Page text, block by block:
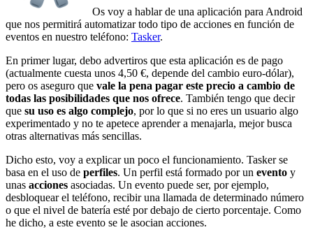
Os voy a hablar de una aplicación para Android
que nos permitirá automatizar todo tipo de acciones en función de
eventos en nuestro teléfono: Tasker.
En primer lugar, debo advertiros que esta aplicación es de pago
(actualmente cuesta unos 4,50 €, depende del cambio euro-dólar),
pero os aseguro que vale la pena pagar este precio a cambio de
todas las posibilidades que nos ofrece. También tengo que decir
que su uso es algo complejo, por lo que si no eres un usuario algo
experimentado y no te apetece aprender a menajarla, mejor busca
otras alternativas más sencillas.
Dicho esto, voy a explicar un poco el funcionamiento. Tasker se
basa en el uso de perfiles. Un perfil está formado por un evento y
unas acciones asociadas. Un evento puede ser, por ejemplo,
desbloquear el teléfono, recibir una llamada de determinado número
o que el nivel de batería esté por debajo de cierto porcentaje. Como
he dicho, a este evento se le asocian acciones.